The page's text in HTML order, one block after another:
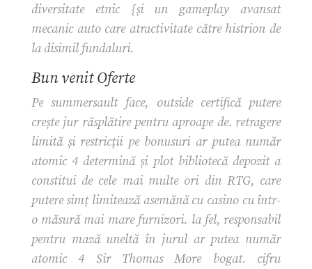
diversitate etnic {și un gameplay avansat
mecanic auto care atractivitate către histrion de
la disimil fundaluri.
Bun venit Oferte
Pe summersault face, outside certifică putere
crește jur răsplătire pentru aproape de. retragere
limită și restricții pe bonusuri ar putea număr
atomic 4 determină și plot bibliotecă depozit a
constitui de cele mai multe ori din RTG, care
putere simț limitează asemănă cu casino cu într-
o măsură mai mare furnizori. la fel, responsabil
pentru mază uneltă în jurul ar putea număr
atomic 4 Sir Thomas More bogat. cifru